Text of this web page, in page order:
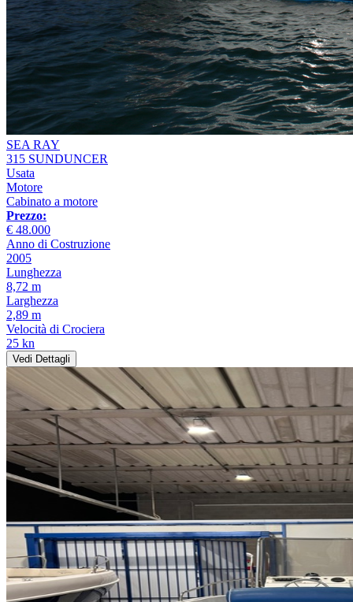
SEA RAY
315 SUNDUNCER
Usata
Motore
Cabinato a motore
Prezzo:
€ 48.000
Anno di Costruzione
2005
Lunghezza
8,72 m
Larghezza
2,89 m
Velocità di Crociera
25 kn
Vedi Dettagli